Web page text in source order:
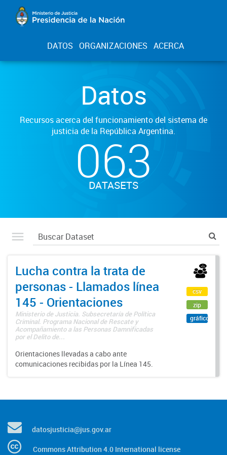
DATOS ORGANIZACIONES ACERCA
Datos
Recursos acerca del funcionamiento del sistema de
justicia de la República Argentina.
063
DATASETS
Lucha contra la trata de
personas - Llamados línea
145 - Orientaciones
Ministerio de Justicia. Subsecretaría de Política
Criminal. Programa Nacional de Rescate y
Acompañamiento a las Personas Damnificadas
por el Delito de...
Orientaciones llevadas a cabo ante
comunicaciones recibidas por la Línea 145.
csv
zip
gráfico
datosjusticia@jus.gov.ar
Commons Attribution 4.0 International license